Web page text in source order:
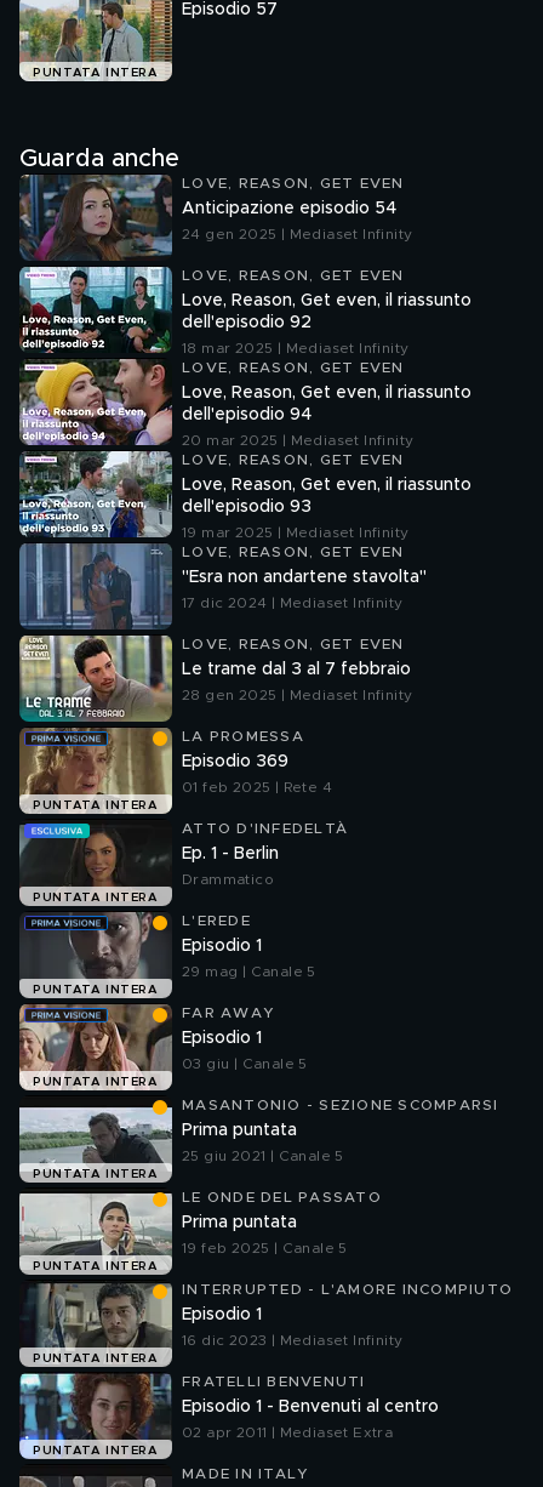
PUNTATA INTERA
Episodio 57
Guarda anche
LOVE, REASON, GET EVEN
Anticipazione episodio 54
24 gen 2025 | Mediaset Infinity
LOVE, REASON, GET EVEN
Love, Reason, Get even, il riassunto
dell'episodio 92
18 mar 2025 | Mediaset Infinity
LOVE, REASON, GET EVEN
Love, Reason, Get even, il riassunto
dell'episodio 94
20 mar 2025 | Mediaset Infinity
LOVE, REASON, GET EVEN
Love, Reason, Get even, il riassunto
dell'episodio 93
19 mar 2025 | Mediaset Infinity
LOVE, REASON, GET EVEN
"Esra non andartene stavolta"
17 dic 2024 | Mediaset Infinity
LOVE, REASON, GET EVEN
Le trame dal 3 al 7 febbraio
28 gen 2025 | Mediaset Infinity
PUNTATA INTERA
LA PROMESSA
Episodio 369
01 feb 2025 | Rete 4
PUNTATA INTERA
ATTO D'INFEDELTÀ
Ep. 1 - Berlin
Drammatico
PUNTATA INTERA
L'EREDE
Episodio 1
29 mag | Canale 5
PUNTATA INTERA
FAR AWAY
Episodio 1
03 giu | Canale 5
PUNTATA INTERA
MASANTONIO - SEZIONE SCOMPARSI
Prima puntata
25 giu 2021 | Canale 5
PUNTATA INTERA
LE ONDE DEL PASSATO
Prima puntata
19 feb 2025 | Canale 5
PUNTATA INTERA
INTERRUPTED - L'AMORE INCOMPIUTO
Episodio 1
16 dic 2023 | Mediaset Infinity
PUNTATA INTERA
FRATELLI BENVENUTI
Episodio 1 - Benvenuti al centro
02 apr 2011 | Mediaset Extra
MADE IN ITALY